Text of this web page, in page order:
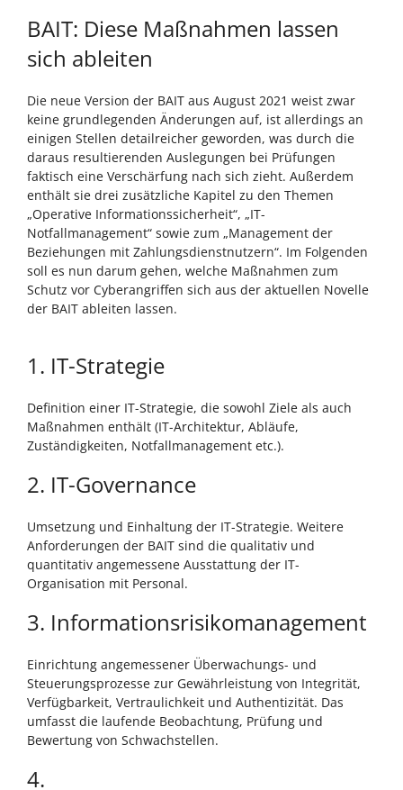
BAIT: Diese Maßnahmen lassen
sich ableiten
Die neue Version der BAIT aus August 2021 weist zwar
keine grundlegenden Änderungen auf, ist allerdings an
einigen Stellen detailreicher geworden, was durch die
daraus resultierenden Auslegungen bei Prüfungen
faktisch eine Verschärfung nach sich zieht. Außerdem
enthält sie drei zusätzliche Kapitel zu den Themen
„Operative Informationssicherheit“, „IT-
Notfallmanagement“ sowie zum „Management der
Beziehungen mit Zahlungsdienstnutzern“. Im Folgenden
soll es nun darum gehen, welche Maßnahmen zum
Schutz vor Cyberangriffen sich aus der aktuellen Novelle
der BAIT ableiten lassen.
1. IT-Strategie
Definition einer IT-Strategie, die sowohl Ziele als auch
Maßnahmen enthält (IT-Architektur, Abläufe,
Zuständigkeiten, Notfallmanagement etc.).
2. IT-Governance
Umsetzung und Einhaltung der IT-Strategie. Weitere
Anforderungen der BAIT sind die qualitativ und
quantitativ angemessene Ausstattung der IT-
Organisation mit Personal.
3. Informationsrisikomanagement
Einrichtung angemessener Überwachungs- und
Steuerungsprozesse zur Gewährleistung von Integrität,
Verfügbarkeit, Vertraulichkeit und Authentizität. Das
umfasst die laufende Beobachtung, Prüfung und
Bewertung von Schwachstellen.
4.